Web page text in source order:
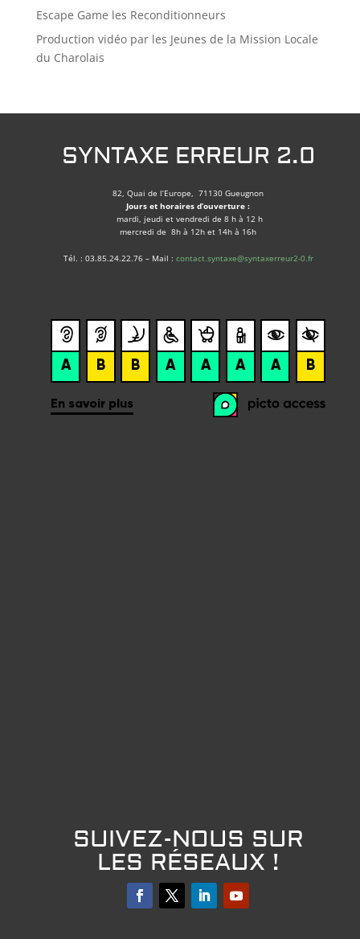
Escape Game les Reconditionneurs
Production vidéo par les Jeunes de la Mission Locale
du Charolais
SYNTAXE ERREUR 2.0
82, Quai de l’Europe, 71130 Gueugnon
Jours et horaires d’ouverture :
mardi, jeudi et vendredi de 8 h à 12 h
mercredi de 8h à 12h et 14h à 16h
Tél. : 03.85.24.22.76 – Mail : contact.syntaxe@syntaxerreur2-0.fr
SUIVEZ-NOUS SUR
LES RÉSEAUX !